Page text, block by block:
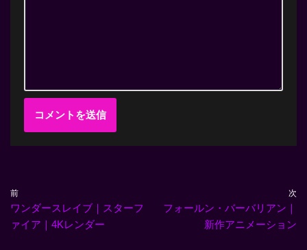
前
ワンダースレイブ｜スターフ
ァイア｜4Kレンダー
次
フォールン・バーバリアン｜
新作アニメーション